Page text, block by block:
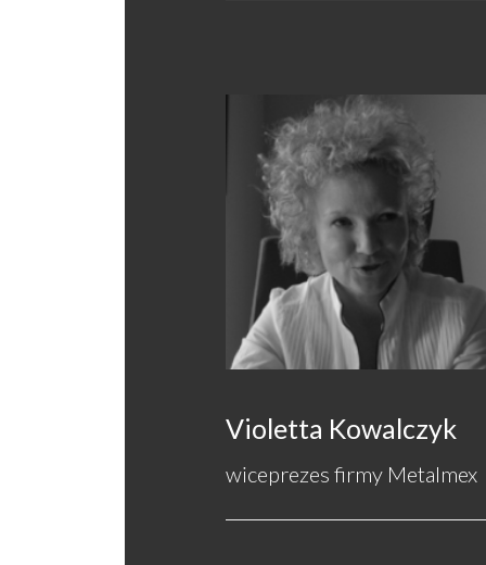
Violetta Kowalczyk
wiceprezes firmy Metalmex